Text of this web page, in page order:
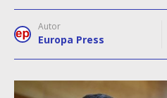
Autor
Europa Press